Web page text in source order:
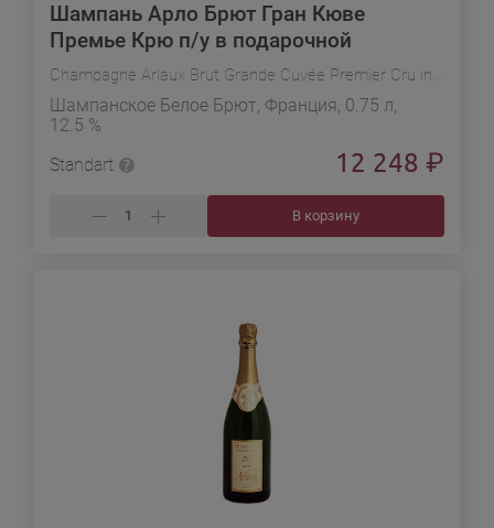
Шампань Арло Брют Гран Кюве
Премье Крю п/у в подарочной
упаковке
Champagne Arlaux Brut Grande Cuvée Premier Cru in gift box
Шампанское Белое Брют, Франция, 0.75 л,
12.5 %
Standart
12 248 ₽
В корзину